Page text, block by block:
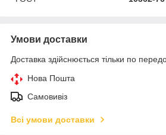
Умови доставки
Доставка здійснюється тільки по
Нова Пошта
Самовивіз
Всі умови доставки